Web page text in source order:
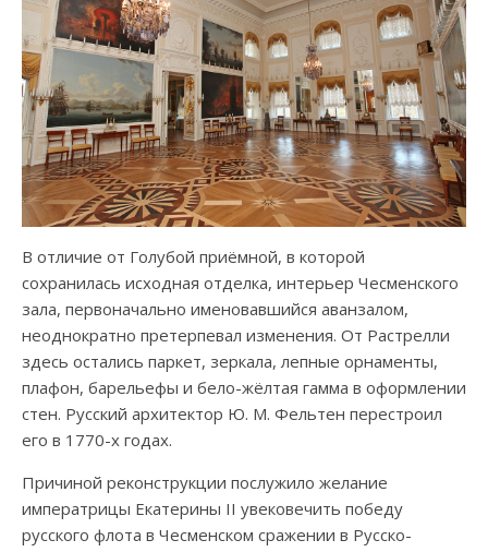
В отличие от Голубой приёмной, в которой
сохранилась исходная отделка, интерьер Чесменского
зала, первоначально именовавшийся аванзалом,
неоднократно претерпевал изменения. От Растрелли
здесь остались паркет, зеркала, лепные орнаменты,
плафон, барельефы и бело-жёлтая гамма в оформлении
стен. Русский архитектор Ю. М. Фельтен перестроил
его в 1770-х годах.
Причиной реконструкции послужило желание
императрицы Екатерины II увековечить победу
русского флота в Чесменском сражении в Русско-